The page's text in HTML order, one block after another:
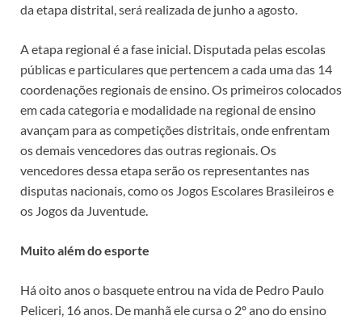
da etapa distrital, será realizada de junho a agosto.
A etapa regional é a fase inicial. Disputada pelas escolas
públicas e particulares que pertencem a cada uma das 14
coordenações regionais de ensino. Os primeiros colocados
em cada categoria e modalidade na regional de ensino
avançam para as competições distritais, onde enfrentam
os demais vencedores das outras regionais. Os
vencedores dessa etapa serão os representantes nas
disputas nacionais, como os Jogos Escolares Brasileiros e
os Jogos da Juventude.
Muito além do esporte
Há oito anos o basquete entrou na vida de Pedro Paulo
Peliceri, 16 anos. De manhã ele cursa o 2º ano do ensino